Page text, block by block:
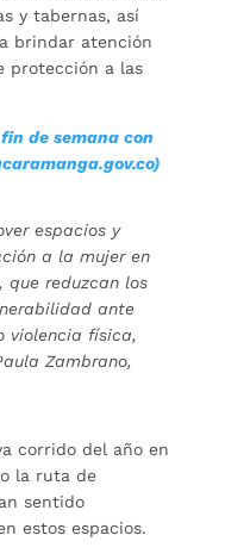
y tabernas, así
brindar atención
protección a las
de semana con
espacios y
a la mujer en
que reduzcan los
ante
violencia física,
Zambrano,
corrido del año en
la ruta de
sentido
estos espacios.